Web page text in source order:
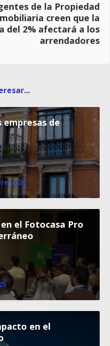
de la Propiedad
creen que la
del 2% afectará a los
arrendadores
empresas de
2020
el Fotocasa Pro
en el